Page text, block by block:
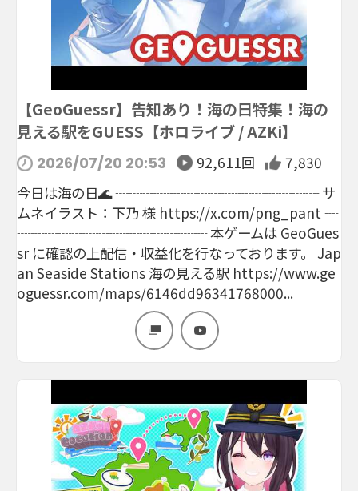
【GeoGuessr】告知あり！海の日特集！海の
見える駅をGUESS【ホロライブ / AZKi】
2026/07/20 20:53 92,611回
7,830
今日は海の日🌊 ┈┈┈┈┈┈┈┈┈┈┈┈┈┈┈ サ
ムネイラスト：下乃 様 https://x.com/png_pant ┈
┈┈┈┈┈┈┈┈┈┈┈┈┈┈ 本ゲームは GeoGues
sr に確認の上配信・収益化を行なっております。 Jap
an Seaside Stations 海の見える駅 https://www.ge
oguessr.com/maps/6146dd96341768000...